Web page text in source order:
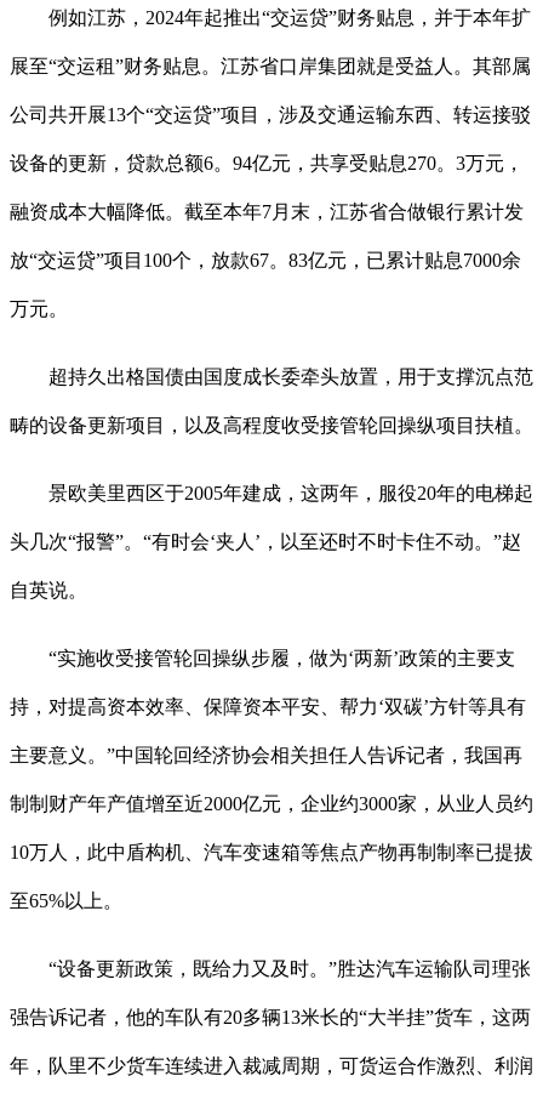
例如江苏，2024年起推出“交运贷”财务贴息，并于本年扩
展至“交运租”财务贴息。江苏省口岸集团就是受益人。其部属
公司共开展13个“交运贷”项目，涉及交通运输东西、转运接驳
设备的更新，贷款总额6。94亿元，共享受贴息270。3万元，
融资成本大幅降低。截至本年7月末，江苏省合做银行累计发
放“交运贷”项目100个，放款67。83亿元，已累计贴息7000余
万元。
超持久出格国债由国度成长委牵头放置，用于支撑沉点范
畴的设备更新项目，以及高程度收受接管轮回操纵项目扶植。
景欧美里西区于2005年建成，这两年，服役20年的电梯起
头几次“报警”。“有时会‘夹人’，以至还时不时卡住不动。”赵
自英说。
“实施收受接管轮回操纵步履，做为‘两新’政策的主要支
持，对提高资本效率、保障资本平安、帮力‘双碳’方针等具有
主要意义。”中国轮回经济协会相关担任人告诉记者，我国再
制制财产年产值增至近2000亿元，企业约3000家，从业人员约
10万人，此中盾构机、汽车变速箱等焦点产物再制制率已提拔
至65%以上。
“设备更新政策，既给力又及时。”胜达汽车运输队司理张
强告诉记者，他的车队有20多辆13米长的“大半挂”货车，这两
年，队里不少货车连续进入裁减周期，可货运合作激烈、利润